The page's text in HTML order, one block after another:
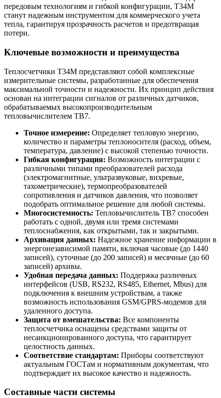
передовым технологиям и гибкой конфигурации, Т34М
станут надежным инструментом для коммерческого учета
тепла, гарантируя прозрачность расчетов и предотвращая
потери.
Ключевые возможности и преимущества
Теплосчетчики Т34М представляют собой комплексные
измерительные системы, разработанные для обеспечения
максимальной точности и надежности. Их принцип действия
основан на интеграции сигналов от различных датчиков,
обрабатываемых высокопроизводительным
тепловычислителем ТВ7.
Точное измерение: Определяет тепловую энергию,
количество и параметры теплоносителя (расход, объем,
температура, давление) с высокой степенью точности.
Гибкая конфигурация: Возможность интеграции с
различными типами преобразователей расхода
(электромагнитные, ультразвуковые, вихревые,
тахометрические), термопреобразователей
сопротивления и датчиков давления, что позволяет
подобрать оптимальное решение для любой системы.
Многосистемность: Тепловычислитель ТВ7 способен
работать с одной, двумя или тремя системами
теплоснабжения, как открытыми, так и закрытыми.
Архивация данных: Надежное хранение информации в
энергонезависимой памяти, включая часовые (до 1440
записей), суточные (до 200 записей) и месячные (до 60
записей) архивы.
Удобная передача данных: Поддержка различных
интерфейсов (USB, RS232, RS485, Ethernet, Mbus) для
подключения к внешним устройствам, а также
возможность использования GSM/GPRS-модемов для
удаленного доступа.
Защита от вмешательства: Все компоненты
теплосчетчика оснащены средствами защиты от
несанкционированного доступа, что гарантирует
целостность данных.
Соответствие стандартам: Приборы соответствуют
актуальным ГОСТам и нормативным документам, что
подтверждает их высокое качество и надежность.
Составные части системы